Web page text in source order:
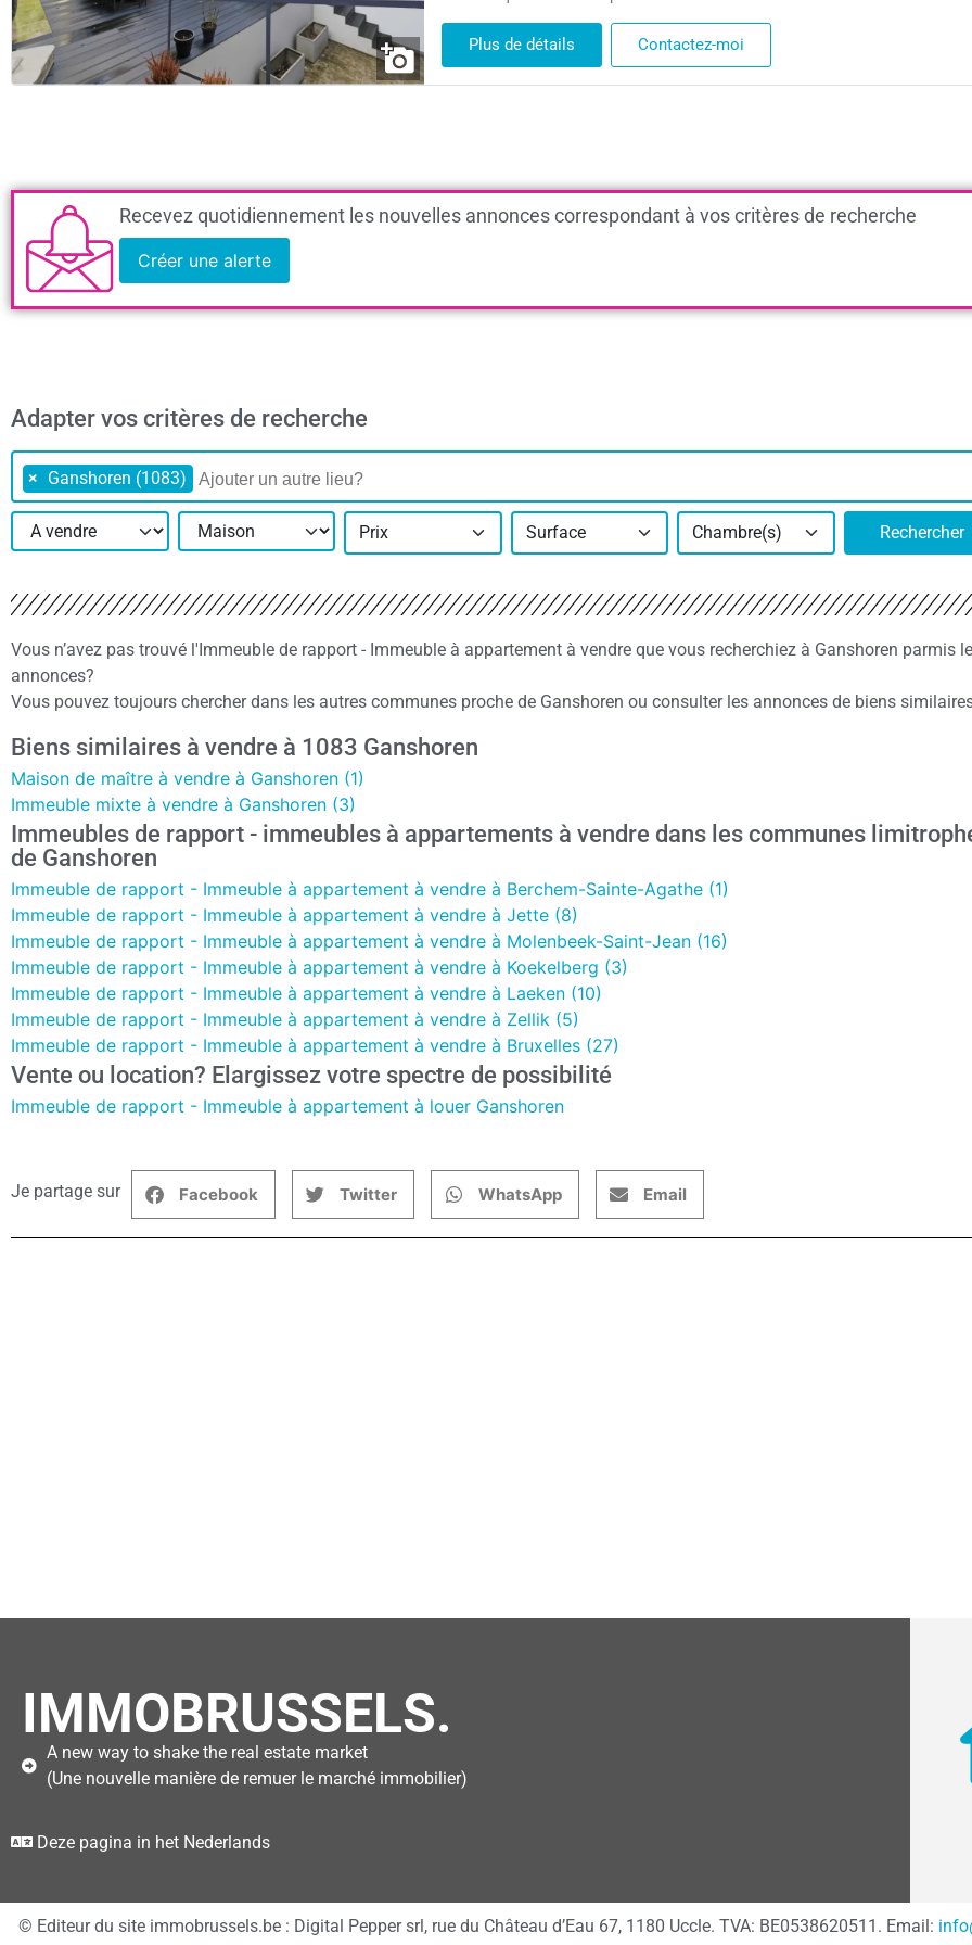
Plus de détails Contactez-moi
Recevez quotidiennement les nouvelles annonces correspondant à vos critères de recherche
Créer une alerte
Adapter vos critères de recherche
× Ganshoren (1083)
Prix Surface Chambre(s) Rechercher
Vous n’avez pas trouvé l'Immeuble de rapport - Immeuble à appartement à vendre que vous recherchiez à Ganshoren parmis
annonces?
Vous pouvez toujours chercher dans les autres communes proche de Ganshoren ou consulter les annonces de biens
Biens similaires à vendre à 1083 Ganshoren
Maison de maître à vendre à Ganshoren (1)
Immeuble mixte à vendre à Ganshoren (3)
Immeubles de rapport - immeubles à appartements à vendre dans les communes
de Ganshoren
Immeuble de rapport - Immeuble à appartement à vendre à Berchem-Sainte-Agathe (1)
Immeuble de rapport - Immeuble à appartement à vendre à Jette (8)
Immeuble de rapport - Immeuble à appartement à vendre à Molenbeek-Saint-Jean (16)
Immeuble de rapport - Immeuble à appartement à vendre à Koekelberg (3)
Immeuble de rapport - Immeuble à appartement à vendre à Laeken (10)
Immeuble de rapport - Immeuble à appartement à vendre à Zellik (5)
Immeuble de rapport - Immeuble à appartement à vendre à Bruxelles (27)
Vente ou location? Elargissez votre spectre de possibilité
Immeuble de rapport - Immeuble à appartement à louer Ganshoren
Je partage sur Facebook Twitter WhatsApp Email
IMMOBRUSSELS.
A new way to shake the real estate market
(Une nouvelle manière de remuer le marché immobilier)
Deze pagina in het Nederlands
© Editeur du site immobrussels.be : Digital Pepper srl, rue du Château d’Eau 67, 1180 Uccle. TVA: BE0538620511. Email: